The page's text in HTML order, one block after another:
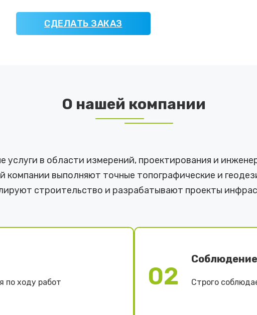
СДЕЛАТЬ ЗАКАЗ
О нашей компании
услуги в области измерений, проектирования и
выполняют точные топографические и
строительство и разрабатывают проекты
по ходу работ 02 Строго